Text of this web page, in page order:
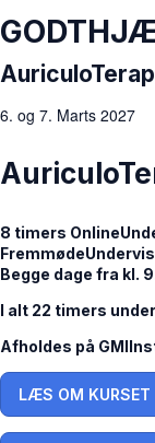
6. og 7. Marts 2027
8 timers
Begge dage fra kl.
I alt 22 timers
Afholdes på
LÆS OM KURSET